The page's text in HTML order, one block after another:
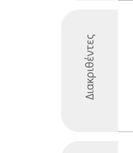
Διακριθέντες